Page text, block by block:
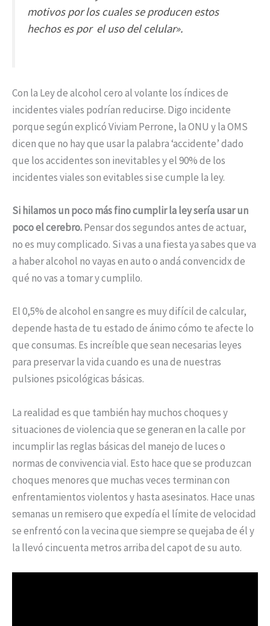
motivos por los cuales se producen estos
hechos es por el uso del celular».
Con la Ley de alcohol cero al volante los índices de
incidentes viales podrían reducirse. Digo incidente
porque según explicó Viviam Perrone, la ONU y la OMS
dicen que no hay que usar la palabra ‘accidente’ dado
que los accidentes son inevitables y el 90% de los
incidentes viales son evitables si se cumple la ley.
Si hilamos un poco más fino cumplir la ley sería usar un
poco el cerebro.Pensar dos segundos antes de actuar,
no es muy complicado. Si vas a una fiesta ya sabes que va
a haber alcohol no vayas en auto o andá convencidx de
qué no vas a tomar y cumplilo.
El 0,5% de alcohol en sangre es muy difícil de calcular,
depende hasta de tu estado de ánimo cómo te afecte lo
que consumas. Es increíble que sean necesarias leyes
para preservar la vida cuando es una de nuestras
pulsiones psicológicas básicas.
La realidad es que también hay muchos choques y
situaciones de violencia que se generan en la calle por
incumplir las reglas básicas del manejo de luces o
normas de convivencia vial. Esto hace que se produzcan
choques menores que muchas veces terminan con
enfrentamientos violentos y hasta asesinatos. Hace unas
semanas un remisero que expedía el límite de velocidad
se enfrentó con la vecina que siempre se quejaba de él y
la llevó cincuenta metros arriba del capot de su auto.